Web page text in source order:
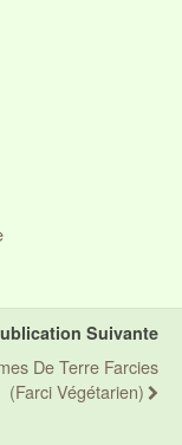
Suivante
De Terre Farcies
(farci Végétarien)